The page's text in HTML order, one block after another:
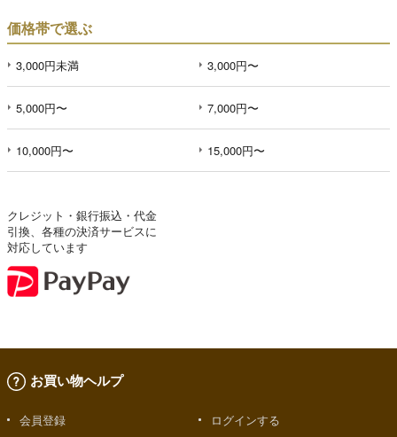
価格帯で選ぶ
3,000円未満 3,000円〜
5,000円〜 7,000円〜
10,000円〜 15,000円〜
クレジット・銀行振込・代金
引換、各種の決済サービスに
対応しています
お買い物ヘルプ
会員登録 ログインする